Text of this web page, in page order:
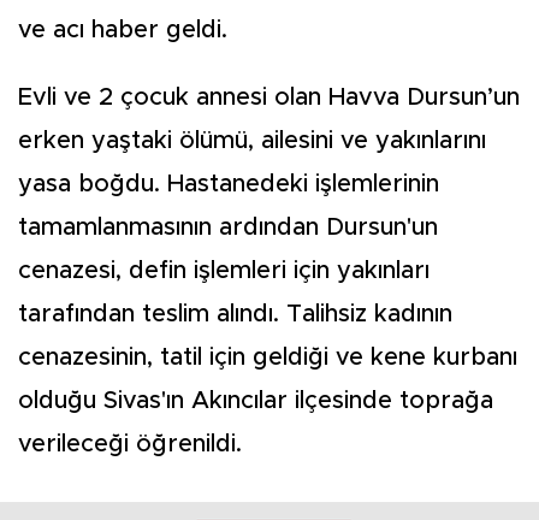
ve acı haber geldi.
Evli ve 2 çocuk annesi olan Havva Dursun’un
erken yaştaki ölümü, ailesini ve yakınlarını
yasa boğdu. Hastanedeki işlemlerinin
tamamlanmasının ardından Dursun'un
cenazesi, defin işlemleri için yakınları
tarafından teslim alındı. Talihsiz kadının
cenazesinin, tatil için geldiği ve kene kurbanı
olduğu Sivas'ın Akıncılar ilçesinde toprağa
verileceği öğrenildi.